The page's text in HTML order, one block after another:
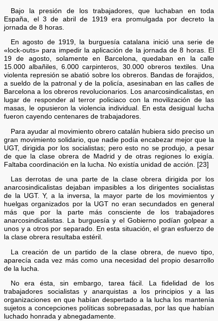
Bajo la presión de los trabajadores, que luchaban en toda
España, el 3 de abril de 1919 era promulgada por decreto la
jornada de 8 horas.
En agosto de 1919, la burguesía catalana inició una serie de
«lock-outs» para impedir la aplicación de la jornada de 8 horas. El
19 de agosto, solamente en Barcelona, quedaban en la calle
15.000 albañiles, 6.000 carpinteros, 30.000 obreros textiles. Una
violenta represión se abatió sobre los obreros. Bandas de forajidos,
a sueldo de la patronal y de la policía, asesinaban en las calles de
Barcelona a los obreros revolucionarios. Los anarcosindicalistas, en
lugar de responder al terror policiaco con la movilización de las
masas, le opusieron la violencia individual. En esta desigual lucha
fueron cayendo centenares de trabajadores.
Para ayudar al movimiento obrero catalán hubiera sido preciso un
gran movimiento solidario, que nadie podía encabezar mejor que la
UGT, dirigida por los socialistas; pero esto no se produjo, a pesar
de que la clase obrera de Madrid y de otras regiones lo exigía.
Faltaba coordinación en la lucha. No existía unidad de acción. [23]
Las derrotas de una parte de la clase obrera dirigida por los
anarcosindicalistas dejaban impasibles a los dirigentes socialistas
de la UGT. Y, a la inversa, la mayor parte de los movimientos y
huelgas organizados por la UGT no eran secundados en general
más que por la parte más consciente de los trabajadores
anarcosindicalistas. La burguesía y el Gobierno podían golpear a
unos y a otros por separado. En esta situación, el gran esfuerzo de
la clase obrera resultaba estéril.
La creación de un partido de la clase obrera, de nuevo tipo,
aparecía cada vez más como una necesidad del propio desarrollo
de la lucha.
No era ésta, sin embargo, tarea fácil. La fidelidad de los
trabajadores socialistas y anarquistas a los principios y a las
organizaciones en que habían despertado a la lucha los mantenía
sujetos a concepciones políticas sobrepasadas, por las que habían
luchado honrada y abnegadamente.